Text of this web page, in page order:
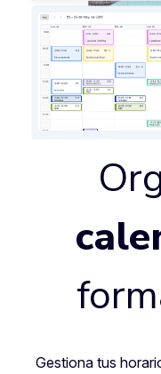
Gestiona tus